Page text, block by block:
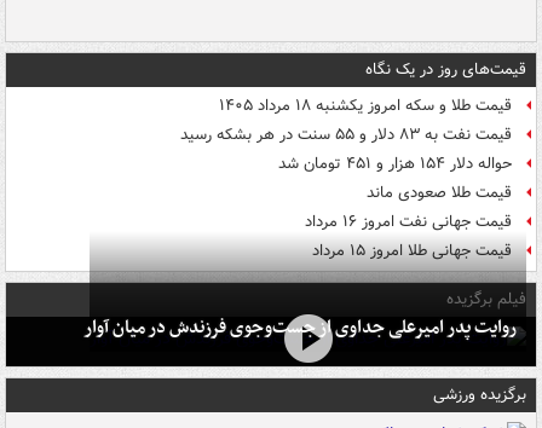
قیمت‌های روز در یک نگاه
قیمت طلا و سکه امروز یکشنبه ۱۸ مرداد ۱۴۰۵
قیمت نفت به ۸۳ دلار و ۵۵ سنت در هر بشکه رسید
حواله دلار ۱۵۴ هزار و ۴۵۱ تومان شد
قیمت طلا صعودی ماند
قیمت جهانی نفت امروز ۱۶ مرداد
قیمت جهانی طلا امروز ۱۵ مرداد
فیلم برگزیده
روایت پدر امیرعلی جداوی از جست‌وجوی فرزندش در میان آوار
برگزیده ورزشی